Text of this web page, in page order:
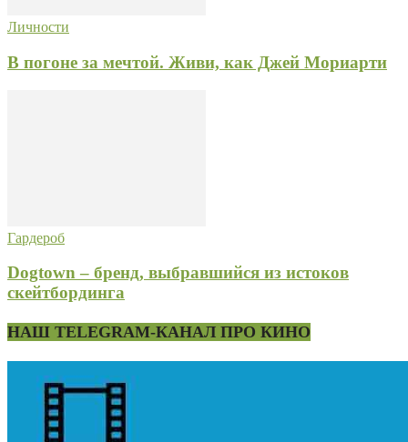
Личности
В погоне за мечтой. Живи, как Джей Мориарти
Гардероб
Dogtown – бренд, выбравшийся из истоков
скейтбординга
НАШ TELEGRAM-КАНАЛ ПРО КИНО